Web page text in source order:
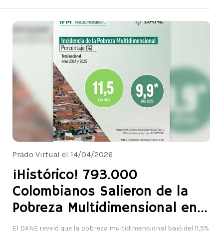
Prado Virtual el 14/04/2026
¡Histórico! 793.000
Colombianos Salieron de la
Pobreza Multidimensional en
2025
El DANE reveló que la pobreza multidimensional bajó del 11,5%